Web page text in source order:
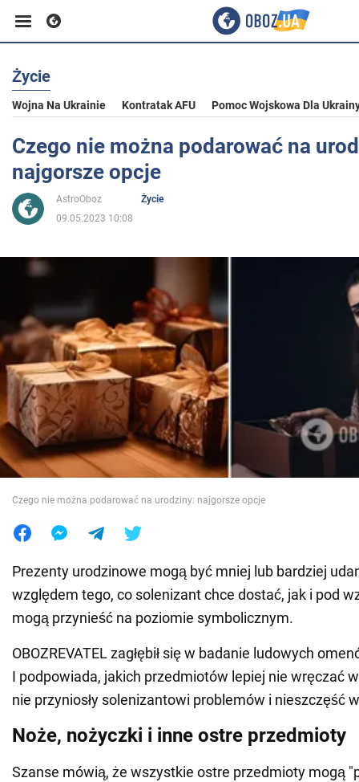
Biznes
Sport
Rozrywka
Społeczeństwo
Wojna na Ukrainie
Świat
Jedzenie
Życie
Wojna Na Ukrainie Kontratak AFU Pomoc Wojskowa Dla
Czego nie można podarować na
najgorsze opcje
AstroOboz
Życie
09.05.2023 10:08
Czego nie można podarować na urodziny: najgorsze opcje
Prezenty urodzinowe mogą być mniej lub bardziej
względem tego, co solenizant chce dostać, jak i pod
mogą przynieść na poziomie symbolicznym.
OBOZREVATEL zagłębił się w badanie ludowych
I podpowiada, jakich przedmiotów lepiej nie wręczać
nie przyniosły solenizantowi problemów i nieszczęść
Noże, nożyczki i inne ostre przedmioty
Szanse mówią, że wszystkie ostre przedmioty mogą